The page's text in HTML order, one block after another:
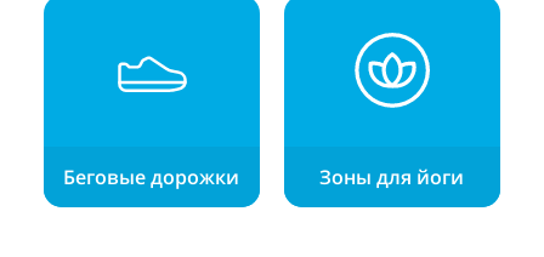
Беговые дорожки Зоны для йоги